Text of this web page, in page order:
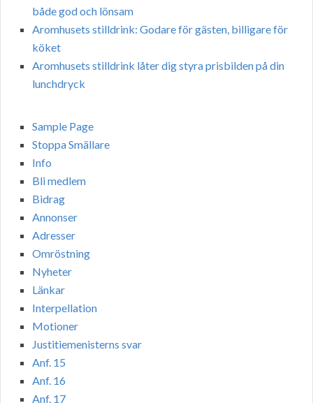
både god och lönsam
Aromhusets stilldrink: Godare för gästen, billigare för
köket
Aromhusets stilldrink låter dig styra prisbilden på din
lunchdryck
Sample Page
Stoppa Smällare
Info
Bli medlem
Bidrag
Annonser
Adresser
Omröstning
Nyheter
Länkar
Interpellation
Motioner
Justitiemenisterns svar
Anf. 15
Anf. 16
Anf. 17